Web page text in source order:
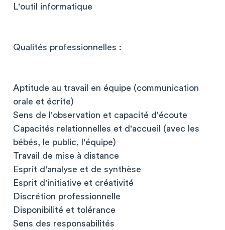
L'outil informatique
Qualités professionnelles :
Aptitude au travail en équipe (communication
orale et écrite)
Sens de l'observation et capacité d'écoute
Capacités relationnelles et d'accueil (avec les
bébés, le public, l'équipe)
Travail de mise à distance
Esprit d'analyse et de synthèse
Esprit d'initiative et créativité
Discrétion professionnelle
Disponibilité et tolérance
Sens des responsabilités